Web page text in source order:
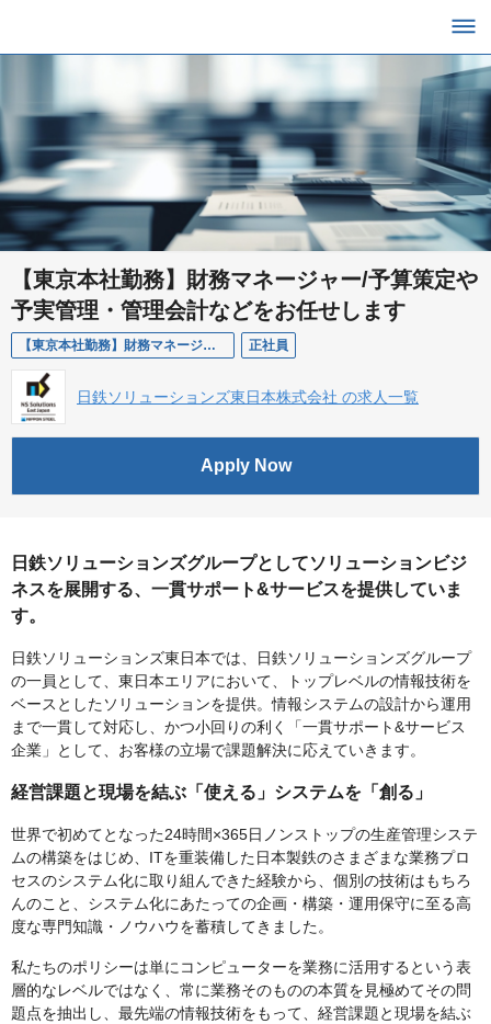
【東京本社勤務】財務マネージャー/予算策定や
予実管理・管理会計などをお任せします
【東京本社勤務】財務マネージャー/予算策定や予実管理・管理会計などをお任せします 正社員
日鉄ソリューションズ東日本株式会社 の求人一覧
Apply Now
日鉄ソリューションズグループとしてソリューションビジ
ネスを展開する、一貫サポート&サービスを提供していま
す。
日鉄ソリューションズ東日本では、日鉄ソリューションズグループ
の一員として、東日本エリアにおいて、トップレベルの情報技術を
ベースとしたソリューションを提供。情報システムの設計から運用
まで一貫して対応し、かつ小回りの利く「一貫サポート&サービス
企業」として、お客様の立場で課題解決に応えていきます。
経営課題と現場を結ぶ「使える」システムを「創る」
世界で初めてとなった24時間×365日ノンストップの生産管理システ
ムの構築をはじめ、ITを重装備した日本製鉄のさまざまな業務プロ
セスのシステム化に取り組んできた経験から、個別の技術はもちろ
んのこと、システム化にあたっての企画・構築・運用保守に至る高
度な専門知識・ノウハウを蓄積してきました。
私たちのポリシーは単にコンピューターを業務に活用するという表
層的なレベルではなく、常に業務そのものの本質を見極めてその問
題点を抽出し、最先端の情報技術をもって、経営課題と現場を結ぶ